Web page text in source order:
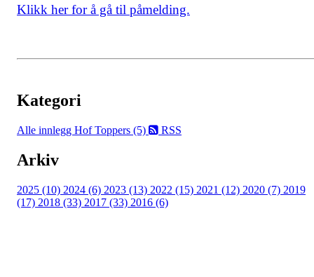
Klikk her for å gå til påmelding.
Kategori
Alle innlegg Hof Toppers (5) RSS
Arkiv
2025 (10) 2024 (6) 2023 (13) 2022 (15) 2021 (12) 2020 (7) 2019
(17) 2018 (33) 2017 (33) 2016 (6)